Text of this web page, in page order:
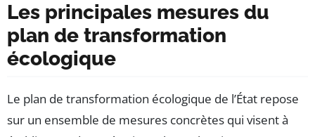
Les principales mesures du
plan de transformation
écologique
Le plan de transformation écologique de l’État repose
sur un ensemble de mesures concrètes qui visent à